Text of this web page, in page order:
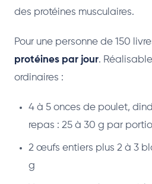
des protéines musculaires.
Pour une personne de 150
protéines par jour.
ordinaires :
4 à 5 onces de poulet,
repas : 25 à 30 g par
2 œufs entiers plus 2 à 3
g